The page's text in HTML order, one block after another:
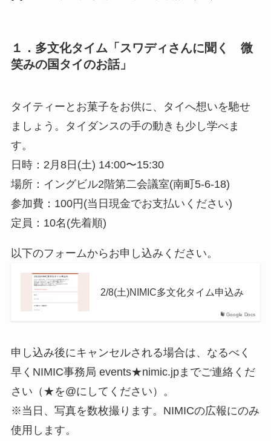
１．多文化タイム「スワディさんに聞く 微
笑みの国タイのお話」
タイティーとお菓子をお供に、タイへ想いを馳せ
ましょう。タイダンスの手の動きも少し学べま
す。
日時：2月8日(土) 14:00〜15:30
場所：イングビル2階第二会議室(南町5-6-18)
参加費：100円(当日現金でお支払いください)
定員：10名(先着順)
以下のフォームからお申し込みください。
Google Docs
2/8(土)NIMIC多文化タイム申込み
申し込み後にキャンセルされる場合は、なるべく
早くNIMIC事務局 events★nimic.jpまでご連絡くだ
さい（★を@にしてください）。
※当日、写真を数枚撮ります。NIMICの広報にのみ
使用します。